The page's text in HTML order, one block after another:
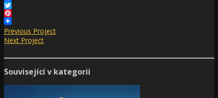
Facebook
Twitter
Pinterest
Previous Project
Next Project
Související v kategorii